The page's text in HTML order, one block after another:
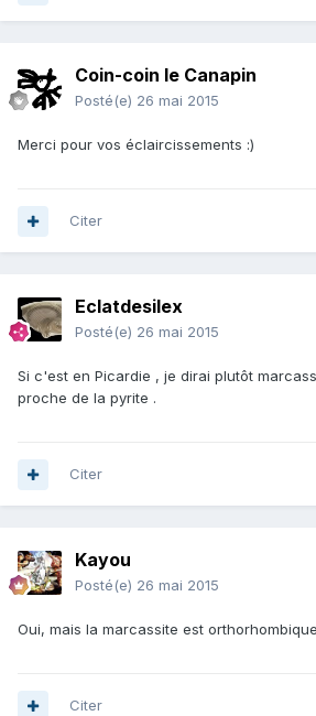
Coin-coin le Canapin
Posté(e) 26 mai 2015
Merci pour vos éclaircissements :)
Citer
Eclatdesilex
Posté(e) 26 mai 2015
Si c'est en Picardie , je dirai plutôt
proche de la pyrite .
Citer
Kayou
Posté(e) 26 mai 2015
Oui, mais la marcassite est
Citer